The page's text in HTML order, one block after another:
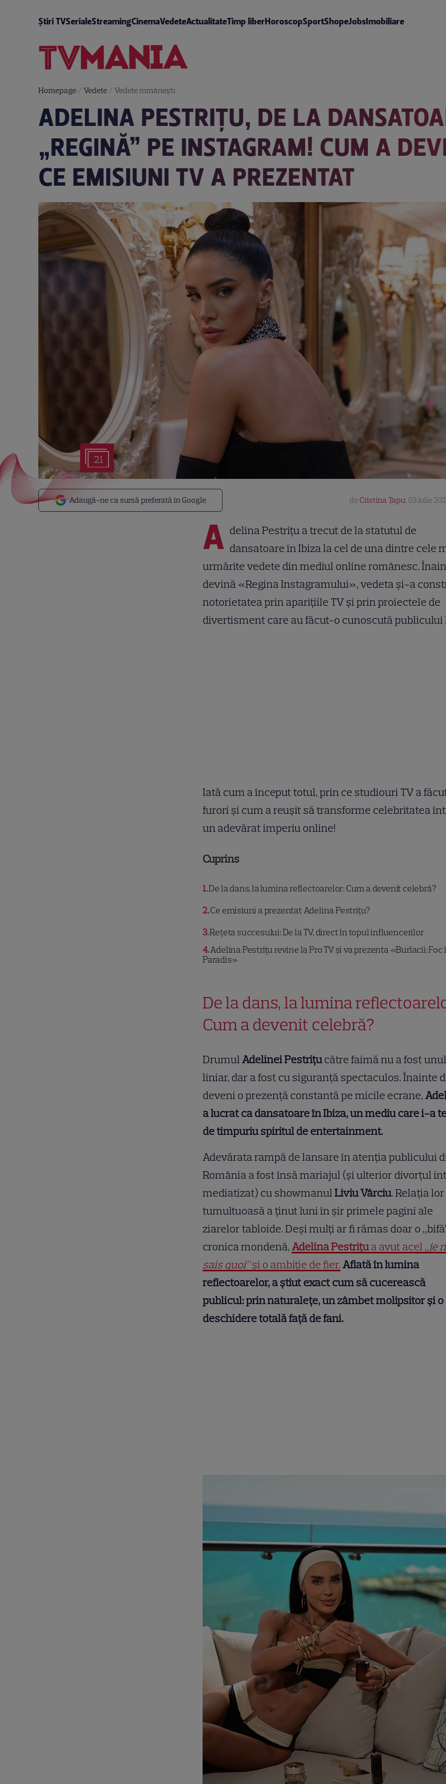
Știri TVSerialeStreamingCinemaVedeteActualitateTimp liberHoroscopSportShopeJobsImobiliare
Homepage/ Vedete/ Vedete româneşti
ADELINA PESTRIȚU, DE LA
„REGINĂ” PE INSTAGRAM! CUM A
CE EMISIUNI TV A PREZENTAT
21
Adaugă-ne ca sursă preferată în Google de Cristina Țapu, 03 iulie
A delina Pestrițu a trecut de la statutul de
dansatoare în Ibiza la cel de una dintre cele
urmărite vedete din mediul online românesc.
devină «Regina Instagramului», vedeta și-a
notorietatea prin aparițiile TV și prin proiectele de
divertisment care au făcut-o cunoscută publicului
Iată cum a început totul, prin ce studiouri TV a
furori și cum a reușit să transforme celebritatea
un adevărat imperiu online!
Cuprins
1De la dans, la lumina reflectoarelor: Cum a devenit celebră?
2Ce emisiuni a prezentat Adelina Pestrițu?
3Rețeta succesului: De la TV, direct în topul influencerilor
4Adelina Pestrițu revine la Pro TV și va prezenta «Burlacii: Foc
Paradis»
De la dans, la lumina
Cum a devenit celebră?
DrumulAdelinei Pestrițucătre faimă nu a fost unul
liniar, dar a fost cu siguranță spectaculos. Înainte
deveni o prezență constantă pe micile ecrane,
a lucrat ca dansatoare în Ibiza, un mediu care i-a
de timpuriu spiritul de entertainment.
Adevărata rampă de lansare în atenția publicului
România a fost însă mariajul (și ulterior divorțul
mediatizat) cu showmanulLiviu Vârciu. Relația lor
tumultuoasă a ținut luni în șir primele pagini ale
ziarelor tabloide. Deși mulți ar fi rămas doar o
cronica mondenă,Adelina Pestrițua avut acel „je
sais quoi”și o ambiție de fier.Aflată în lumina
reflectoarelor, a știut exact cum să cucerească
publicul: prin naturalețe, un zâmbet molipsitor și o
deschidere totală față de fani.